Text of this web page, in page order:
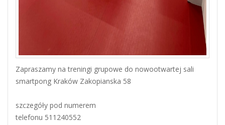
Zapraszamy na treningi grupowe do nowootwartej sali
smartpong Kraków Zakopianska 58
szczegóły pod numerem
telefonu 511240552